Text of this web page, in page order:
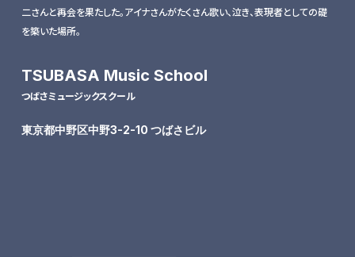
二さんと再会を果たした。アイナさんがたくさん歌い、泣き、表現者としての礎
を築いた場所。
TSUBASA Music School
つばさミュージックスクール
東京都中野区中野3-2-10 つばさビル